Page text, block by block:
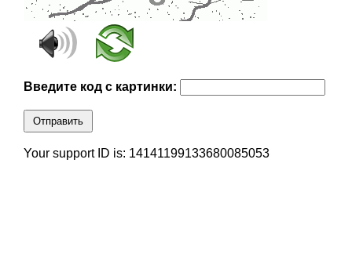
Введите код с картинки:
Отправить
Your support ID is: 14141199133680085053